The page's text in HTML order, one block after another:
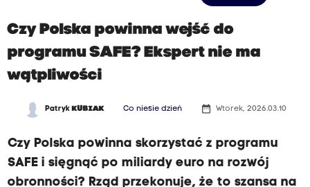
Czy Polska powinna wejść do
programu SAFE? Ekspert nie ma
wątpliwości
Patryk KUBIAK Co niesie dzień date_range Wtorek, 2026.03.10
Czy Polska powinna skorzystać z programu
SAFE i sięgnąć po miliardy euro na rozwój
obronności? Rząd przekonuje, że to szansa na